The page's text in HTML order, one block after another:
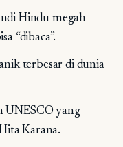
Hindu megah
“dibaca”.
terbesar di dunia
UNESCO yang
Karana.